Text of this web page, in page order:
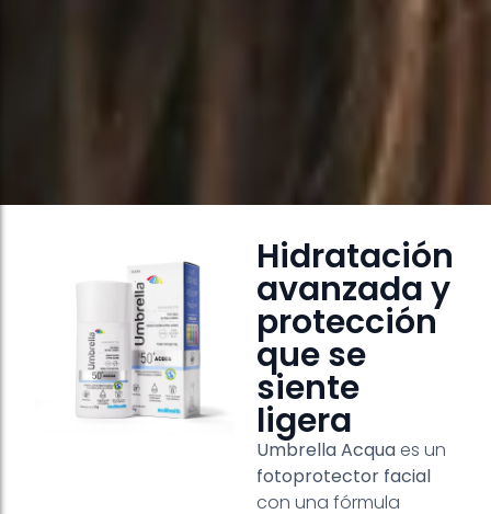
Hidratación
avanzada y
protección
que se
siente
ligera
Umbrella Acquaes un
fotoprotector facial
con una fórmula